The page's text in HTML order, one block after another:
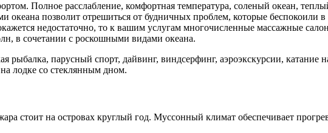
Полное расслабление, комфортная температура, соленый океан,
позволит отрешиться от будничных проблем, которые беспокоили
недостаточно, то к вашим услугам многочисленные массажные
в сочетании с роскошными видами океана.
рыбалка, парусный спорт, дайвинг, виндсерфинг, аэроэкскурсии,
лодке со стеклянным дном.
стоит на островах круглый год. Муссонный климат обеспечивает